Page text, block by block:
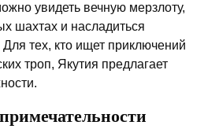
увидеть вечную мерзлоту,
шахтах и насладиться
тех, кто ищет приключений
троп, Якутия предлагает